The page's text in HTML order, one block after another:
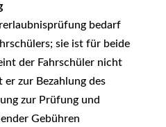
bedarf
sie ist für beide
der Fahrschüler nicht
zur Bezahlung des
zur Prüfung und
Gebühren